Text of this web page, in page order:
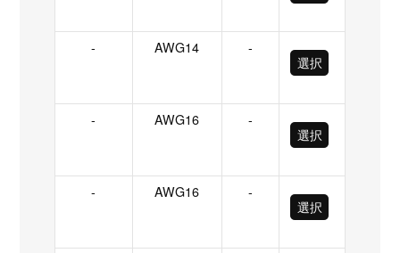
- AWG14
-
選択
- AWG16
-
選択
- AWG16
-
選択